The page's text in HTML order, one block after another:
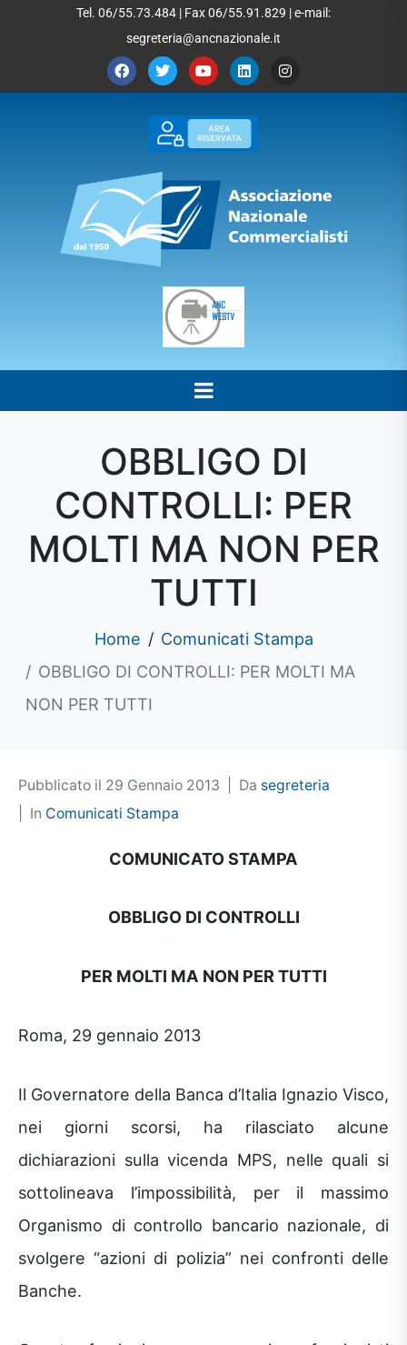
Tel. 06/55.73.484 | Fax 06/55.91.829 | e-mail:
segreteria@ancnazionale.it
OBBLIGO DI
CONTROLLI: PER
MOLTI MA NON PER
TUTTI
Home
Comunicati Stampa
OBBLIGO DI CONTROLLI: PER MOLTI MA
NON PER TUTTI
Pubblicato il 29 Gennaio 2013 Da segreteria
In Comunicati Stampa
COMUNICATO STAMPA
OBBLIGO DI CONTROLLI
PER MOLTI MA NON PER TUTTI
Roma, 29 gennaio 2013
Il Governatore della Banca d’Italia Ignazio Visco,
nei giorni scorsi, ha rilasciato alcune
dichiarazioni sulla vicenda MPS, nelle quali si
sottolineava l’impossibilità, per il massimo
Organismo di controllo bancario nazionale, di
svolgere “azioni di polizia” nei confronti delle
Banche.